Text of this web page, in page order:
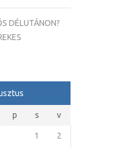
DÉLUTÁNON?
p s v
1 2